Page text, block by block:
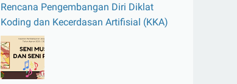
Rencana Pengembangan Diri Diklat
Koding dan Kecerdasan Artifisial (KKA)